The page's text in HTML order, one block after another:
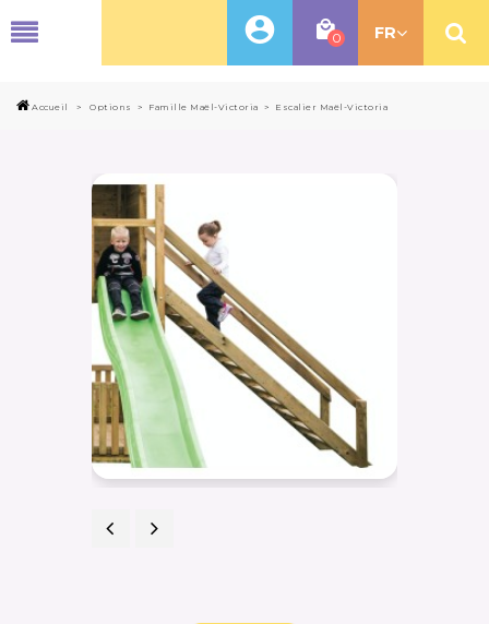
0 FR
Accueil > Options > Famille Maël-Victoria > Escalier Maël-Victoria